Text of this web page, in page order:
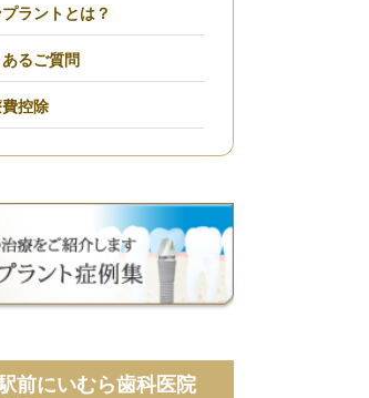
ラントとは？
るご質問
費控除
前にいむら歯科医院